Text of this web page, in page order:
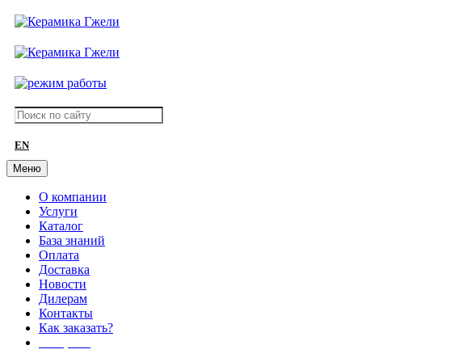
EN
Меню
О компании
Услуги
Каталог
База знаний
Оплата
Доставка
Новости
Дилерам
Контакты
Как заказать?